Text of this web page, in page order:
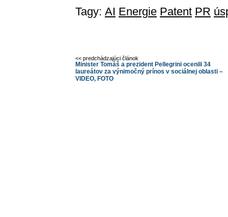
Tagy: AI Energie Patent PR
<< predchádzajúci článok
Minister Tomáš a prezident Pellegrini ocenili 34
laureátov za výnimočný prínos v sociálnej oblasti –
VIDEO, FOTO